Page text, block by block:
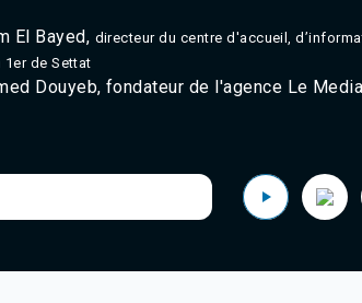
El Bayed, directeur du centre d'accueil,
1erde Settat
Douyeb, fondateur de l'agence Le Media